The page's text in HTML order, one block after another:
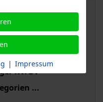
allgemein
Gartenschauen
OGV
KV/BV
...
| Impressum